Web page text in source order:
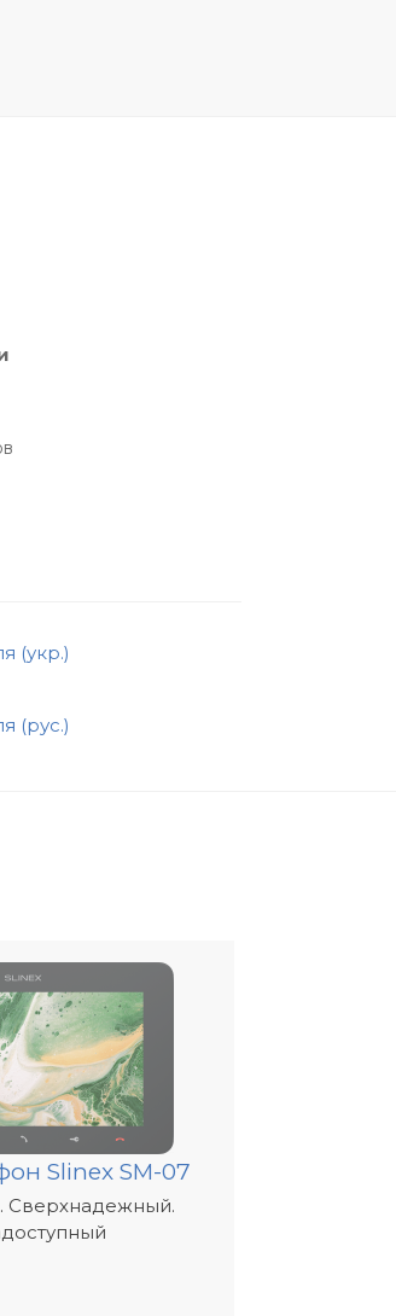
(укр.)
(рус.)
Slinex SM-07
Сверхнадежный.